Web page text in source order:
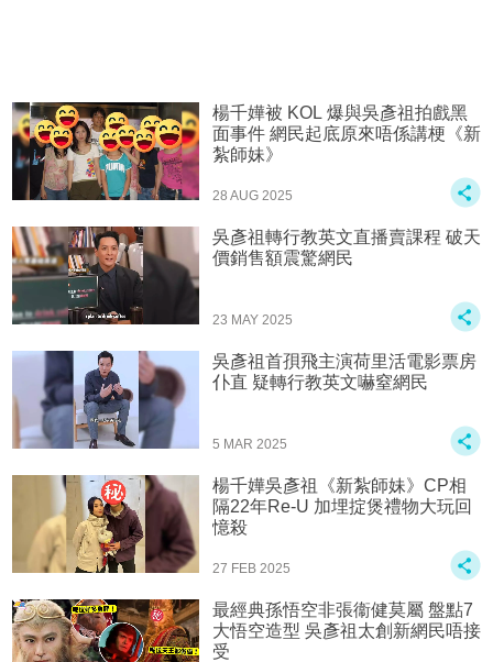
楊千嬅被 KOL 爆與吳彥祖拍戲黑
面事件 網民起底原來唔係講梗《新
紮師妹》
28 AUG 2025
吳彥祖轉行教英文直播賣課程 破天
價銷售額震驚網民
23 MAY 2025
吳彥祖首孭飛主演荷里活電影票房
仆直 疑轉行教英文嚇窒網民
5 MAR 2025
楊千嬅吳彥祖《新紮師妹》CP相
隔22年Re-U 加埋掟煲禮物大玩回
憶殺
27 FEB 2025
最經典孫悟空非張衞健莫屬 盤點7
大悟空造型 吳彥祖太創新網民唔接
受